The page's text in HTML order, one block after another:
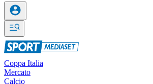
Coppa Italia
Mercato
Calcio